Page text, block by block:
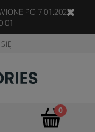
PO 7.01.2023